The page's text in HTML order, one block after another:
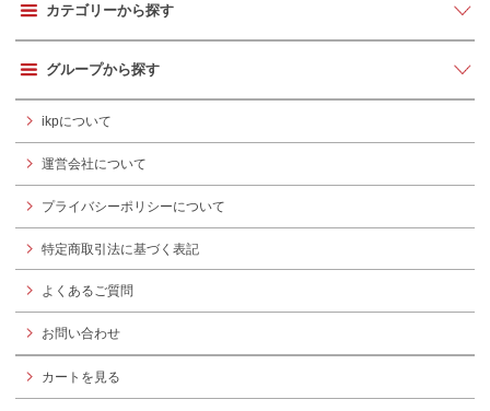
カテゴリーから探す
グループから探す
ikpについて
運営会社について
プライバシーポリシーについて
特定商取引法に基づく表記
よくあるご質問
お問い合わせ
カートを見る